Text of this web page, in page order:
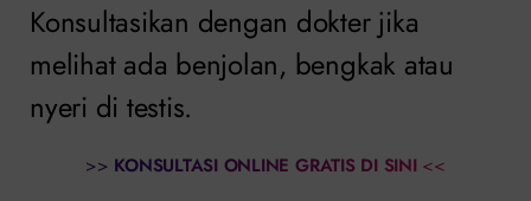
Konsultasikan dengan dokter jika
melihat ada benjolan, bengkak atau
nyeri di testis.
>> KONSULTASI ONLINE GRATIS DI SINI <<